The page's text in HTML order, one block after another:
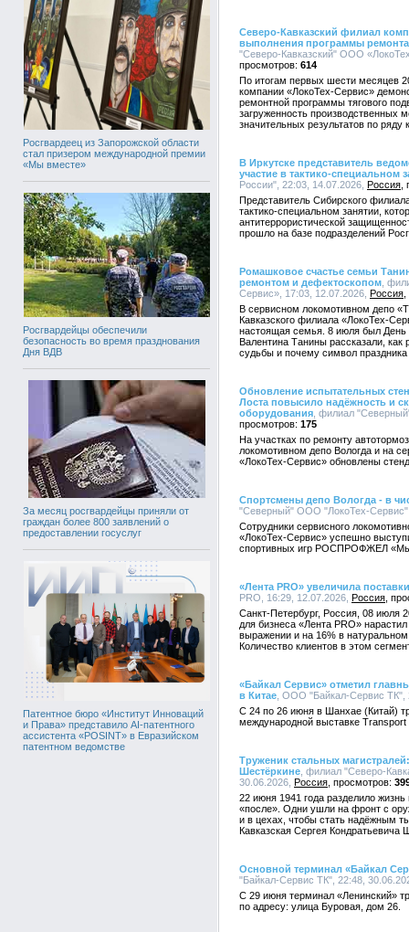
Росгвардеец из Запорожской области
стал призером международной премии
«Мы вместе»
Росгвардейцы обеспечили
безопасность во время празднования
Дня ВДВ
За месяц росгвардейцы приняли от
граждан более 800 заявлений о
предоставлении госуслуг
Патентное бюро «Институт Инноваций
и Права» представило AI-патентного
ассистента «POSINT» в Евразийском
патентном ведомстве
Северо-Кавказский филиал
выполнения программы ремонта
"Северо-Кавказский" ООО
614
По итогам первых шести месяцев
компании «ЛокоТех-Сервис»
ремонтной программы тягового
загруженность производственных
значительных результатов по
В Иркутске представитель
участие в тактико-специальном
России", 22:03, 14.07.2026, Россия
Представитель Сибирского
тактико-специальном занятии,
антитеррористической
прошло на базе подразделений
Ромашковое счастье семьи
ремонтом и дефектоскопом ,
Сервис», 17:03, 12.07.2026, Россия
В сервисном локомотивном депо
Кавказского филиала «ЛокоТех-
настоящая семья. 8 июля был
Валентина Танины рассказали, как
судьбы и почему символ
Обновление испытательных
Лоста повысило надёжность и
оборудования , филиал
175
На участках по ремонту
локомотивном депо Вологда и на
«ЛокоТех-Сервис» обновлены
Спортсмены депо Вологда - в
"Северный" ООО "ЛокоТех-
Сотрудники сервисного
«ЛокоТех-Сервис» успешно
спортивных игр РОСПРОФЖЕЛ
«Лента PRO» увеличила
PRO, 16:29, 12.07.2026, Россия
Санкт-Петербург, Россия, 08 июля
для бизнеса «Лента PRO»
выражении и на 16% в
Количество клиентов в этом
«Байкал Сервис» отметил
в Китае , ООО "Байкал-Сервис ТК",
С 24 по 26 июня в Шанхае (Китай)
международной выставке Transport
Труженик стальных
Шестёркине , филиал "Северо-
30.06.2026, Россия
22 июня 1941 года разделило
«после». Одни ушли на фронт с
и в цехах, чтобы стать надёжным
Кавказская Сергея Кондратьевича
Основной терминал «Байкал
"Байкал-Сервис ТК", 22:48,
С 29 июня терминал «Ленинский»
по адресу: улица Буровая, дом 26.